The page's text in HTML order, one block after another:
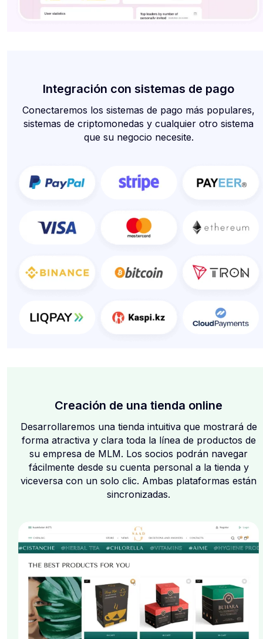
Integración con sistemas de pago
Conectaremos los sistemas de pago más populares,
sistemas de criptomonedas y cualquier otro sistema
que su negocio necesite.
Creación de una tienda online
Desarrollaremos una tienda intuitiva que mostrará de
forma atractiva y clara toda la línea de productos de
su empresa de MLM. Los socios podrán navegar
fácilmente desde su cuenta personal a la tienda y
viceversa con un solo clic. Ambas plataformas están
sincronizadas.